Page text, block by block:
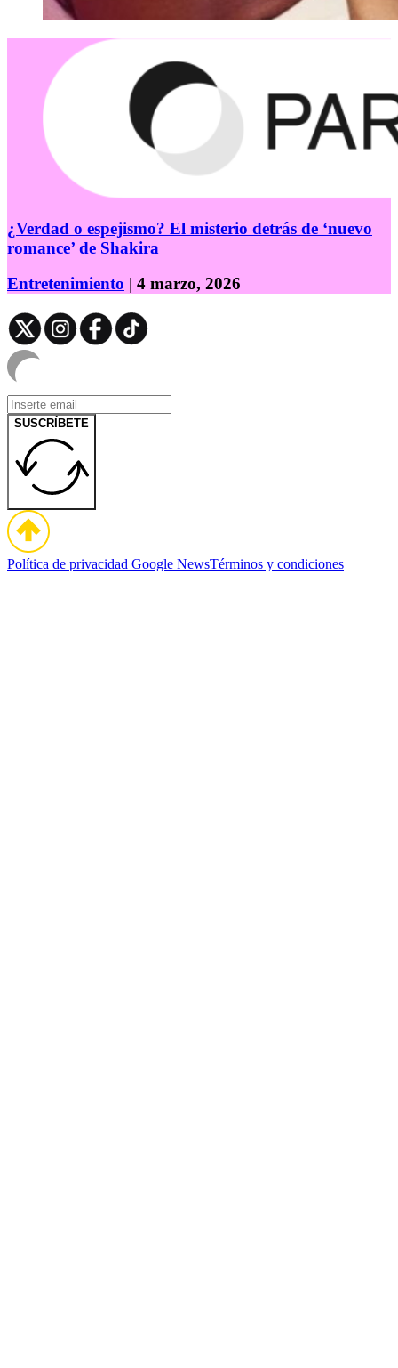
¿Verdad o espejismo? El misterio detrás de ‘nuevo
romance’ de Shakira
Entretenimiento | 4 marzo, 2026
SUSCRÍBETE
Política de privacidad Google NewsTérminos y condiciones